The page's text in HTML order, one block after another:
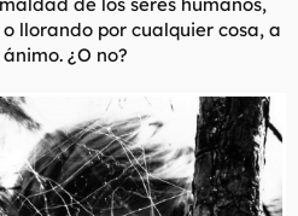
llorando por cualquier cosa, a
¿O no?